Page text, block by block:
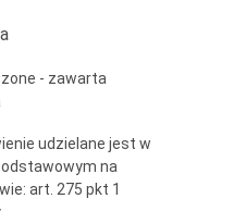
- zawarta
udzielane jest w
na
art. 275 pkt 1